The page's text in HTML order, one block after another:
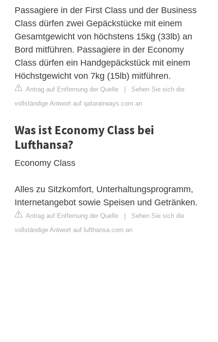
Passagiere in der First Class und der Business
Class dürfen zwei Gepäckstücke mit einem
Gesamtgewicht von höchstens 15kg (33lb) an
Bord mitführen. Passagiere in der Economy
Class dürfen ein Handgepäckstück mit einem
Höchstgewicht von 7kg (15lb) mitführen.
Antrag auf Entfernung der Quelle | Sehen Sie sich die
vollständige Antwort auf qatarairways.com an
Was ist Economy Class bei
Lufthansa?
Economy Class
Alles zu Sitzkomfort, Unterhaltungsprogramm,
Internetangebot sowie Speisen und Getränken.
Antrag auf Entfernung der Quelle | Sehen Sie sich die
vollständige Antwort auf lufthansa.com an